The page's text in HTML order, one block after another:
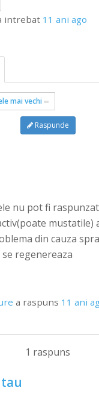
intrebat 11 ani ago
mai vechi
Raspunde
nu pot fi
mustatile)
din cauza
regenereaza
a raspuns 11 ani
1 raspuns